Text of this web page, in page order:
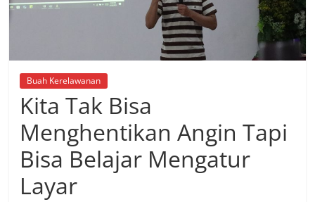
Buah Kerelawanan
Kita Tak Bisa
Menghentikan Angin Tapi
Bisa Belajar Mengatur
Layar